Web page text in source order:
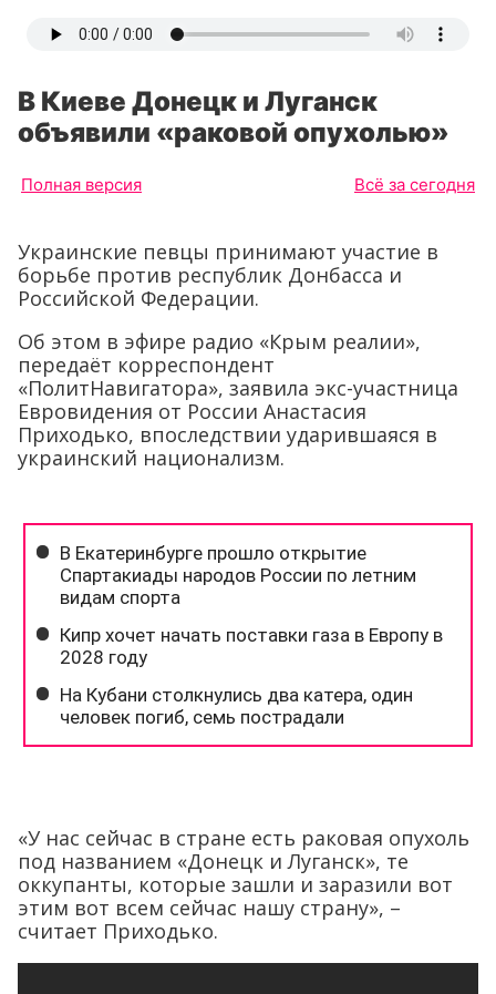
В Киеве Донецк и Луганск
объявили «раковой опухолью»
Полная версия Всё за сегодня
Украинские певцы принимают участие в
борьбе против республик Донбасса и
Российской Федерации.
Об этом в эфире радио «Крым реалии»,
передаёт корреспондент
«ПолитНавигатора», заявила экс-участница
Евровидения от России Анастасия
Приходько, впоследствии ударившаяся в
украинский национализм.
«У нас сейчас в стране есть раковая опухоль
под названием «Донецк и Луганск», те
оккупанты, которые зашли и заразили вот
этим вот всем сейчас нашу страну», –
считает Приходько.